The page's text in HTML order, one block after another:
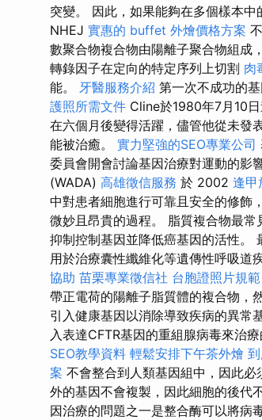
突變。 因此，如果能夠在多個樣本中
NHEJ 實惠的 buffet 外燴價格方案
數聚合物複合物由陽離子聚合物組成
轉錄因子在定向的特定序列上切割 肉
能。 牙醫服務介紹 第一次不成功的
護照所需文件 Cline於1980年7月10日
在六個月後變得活躍，儘管他從未發
能被治癒。 實力堅強的SEO專業公司
委員會開會討論基因治療對運動的影
(WADA) 高雄徵信服務 於 2002 逢甲
中對患者細胞進行可靠且安全的修飾
微妙且昂貴的過程。 脂質複合物最
抑制控制基因並降低癌基因的活性。
用於治療囊性纖維化等遺傳性呼吸道
協助 苗栗專業徵信社 台胞證照片規範
帶正電荷的陽離子脂質體的複合物，
引入健康基因以消除導致疾病的異常
入表達CFTR基因的重組腺病毒來治療
SEO教學資料 輕鬆安排下午茶外燴
案 不會整合到人類基因組中，因此
外的基因不會複製，因此細胞的後代
因治療的問題之一是整合酶可以將病